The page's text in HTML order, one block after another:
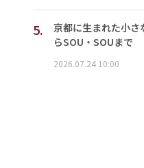
5.
京都に生まれた小
らSOU・SOUまで
2026.07.24 10:00